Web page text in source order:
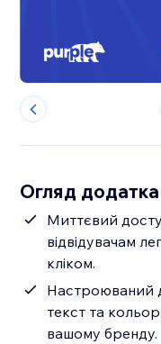
Огляд
Миттєвий
відвідувачам
кліком.
Настроюваний
текст та
вашому бренду.